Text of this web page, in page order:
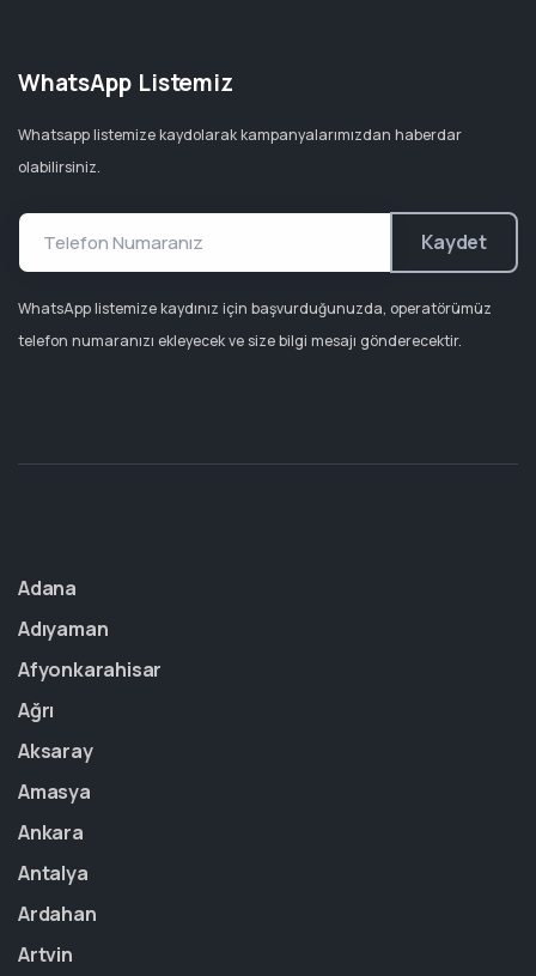
WhatsApp Listemiz
Whatsapp listemize kaydolarak kampanyalarımızdan haberdar
olabilirsiniz.
Kaydet
WhatsApp listemize kaydınız için başvurduğunuzda, operatörümüz
telefon numaranızı ekleyecek ve size bilgi mesajı gönderecektir.
Adana
Adıyaman
Afyonkarahisar
Ağrı
Aksaray
Amasya
Ankara
Antalya
Ardahan
Artvin